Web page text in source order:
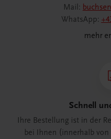
Mail:
WhatsApp:
mehr
Schnell
Ihre Bestellung ist in der
bei Ihnen (innerhalb von